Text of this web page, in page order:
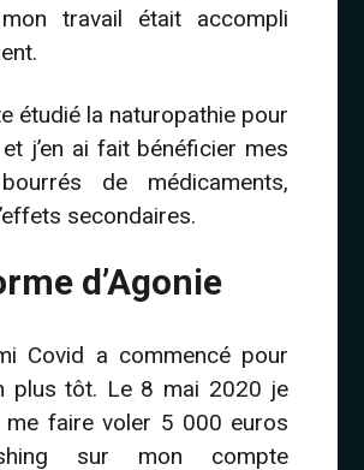
travail était accompli
étudié la naturopathie pour
j’en ai fait bénéficier mes
de médicaments,
secondaires.
d’Agonie
Covid a commencé pour
plus tôt. Le 8 mai 2020 je
me faire voler 5 000 euros
sur mon compte